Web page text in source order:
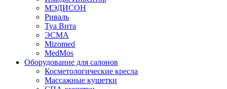
МЭДИСОН
Риваль
Туа Вита
ЭСМА
Mizomed
MedMos
Оборудование для салонов
Косметологические кресла
Массажные кушетки